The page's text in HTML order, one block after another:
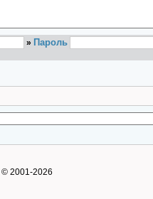
» Пароль
© 2001-2026